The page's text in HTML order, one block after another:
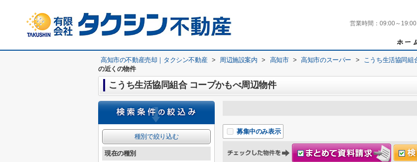
営業時間： 09:00～19:00
高知市の不動産売却｜タクシン不動産 > 周辺施設案内 > 高知市 > 高知市のスーパー > こうち生活協同組
の近くの物件
こうち生活協同組合 コープかもべ周辺物件
募集中のみ表示
種別で絞り込む
現在の種別